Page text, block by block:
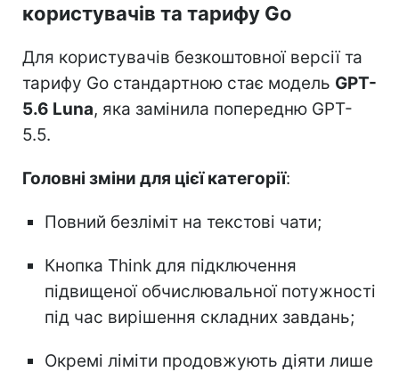
користувачів та тарифу Go
Для користувачів безкоштовної версії та
тарифу Go стандартною стає модель GPT-
5.6 Luna, яка замінила попередню GPT-
5.5.
Головні зміни для цієї категорії:
Повний безліміт на текстові чати;
Кнопка Think для підключення
підвищеної обчислювальної потужності
під час вирішення складних завдань;
Окремі ліміти продовжують діяти лише